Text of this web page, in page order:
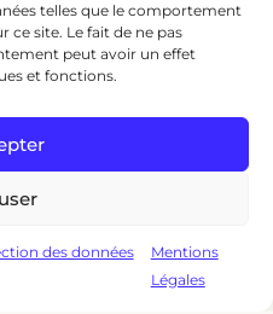
telles que le comportement
ce site. Le fait de ne pas
peut avoir un effet
et fonctions.
des données
Mentions
Légales
81 70 08
des Pinsons,